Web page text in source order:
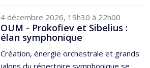
4 décembre 2026, 19h30 à 22h00
OUM - Prokofiev et Sibelius :
élan symphonique
Création, énergie orchestrale et grands